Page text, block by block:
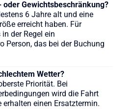
oder Gewichtsbeschränkung?
6 Jahre alt und eine
erreicht haben. Für
der Regel ein
Person, das bei der Buchung
Wetter?
Priorität. Bei
wird die Fahrt
erhalten einen Ersatztermin.